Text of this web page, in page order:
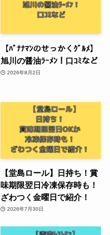
【ﾊﾞﾅﾅﾏﾝのせっかくｸﾞﾙﾒ】
旭川の醤油ﾗｰﾒﾝ！口ｺﾐなど
2026年8月2日
【堂島ロール】日持ち！賞
味期限翌日冷凍保存時も！
ざわつく金曜日で紹介！
2026年7月30日